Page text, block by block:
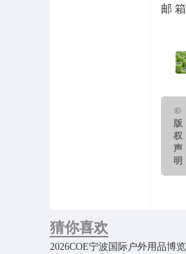
邮
©
版
权
声
明
猜你喜欢
2026COE宁波国际户外用品博